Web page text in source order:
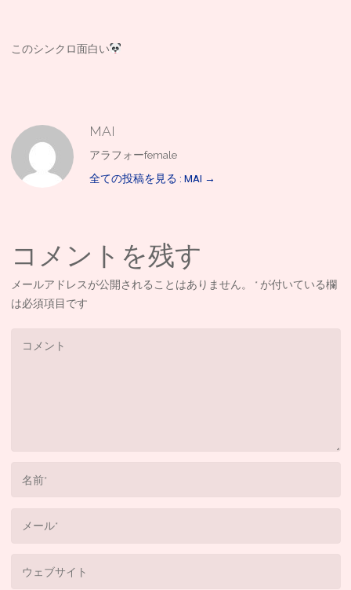
このシンクロ面白い
MAI
アラフォーfemale
全ての投稿を見る : MAI →
コメントを残す
メールアドレスが公開されることはありません。 * が付いている欄
は必須項目です